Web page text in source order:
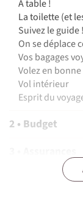
A table !
La toilette (et
Suivez le guide !
On se déplace
Vos bagages
Volez en
Vol intérieur
Esprit du
2 • Budget
4 • Equipement